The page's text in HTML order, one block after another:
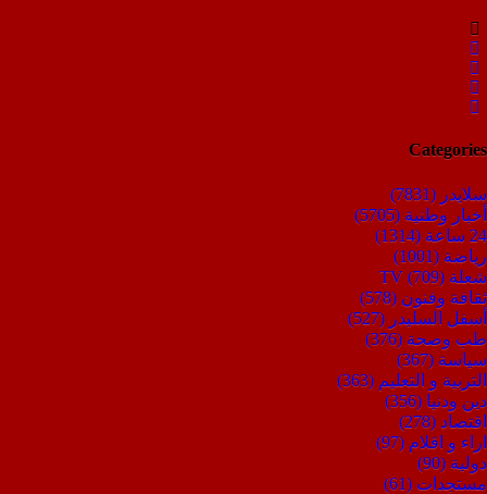
Categories
سلايدر (7831)
أخبار وطنية (5705)
24 ساعة
(1314)
رياضة (1001)
شعلة TV (709)
ثقافة وفنون (578)
أسفل السليدر (527)
طب وصحة (376)
سياسة (367)
التربية و التعليم (363)
دين ودنيا (356)
اقتصاد (278)
اراء و اقلام (97)
دولية (90)
مستجدات (61)